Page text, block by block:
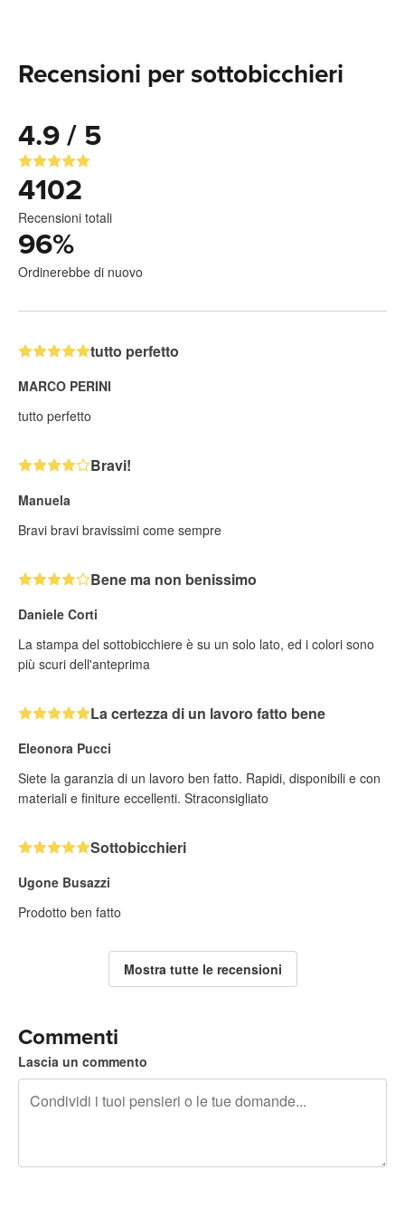
Recensioni per sottobicchieri
4.9 / 5
4102
Recensioni totali
96%
Ordinerebbe di nuovo
tutto perfetto
MARCO PERINI
tutto perfetto
Bravi!
Manuela
Bravi bravi bravissimi come sempre
Bene ma non benissimo
Daniele Corti
La stampa del sottobicchiere è su un solo lato, ed i colori sono
più scuri dell'anteprima
La certezza di un lavoro fatto bene
Eleonora Pucci
Siete la garanzia di un lavoro ben fatto. Rapidi, disponibili e con
materiali e finiture eccellenti. Straconsigliato
Sottobicchieri
Ugone Busazzi
Prodotto ben fatto
Mostra tutte le recensioni
Commenti
Lascia un commento